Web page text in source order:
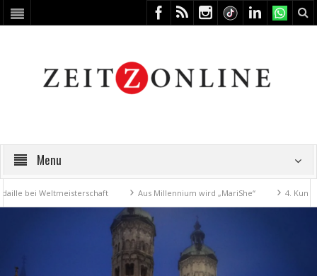
Menu
bei Weltmeisterschaft Aus Millennium wird „MariShe“ 4. Kunstfest